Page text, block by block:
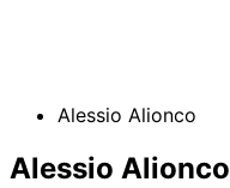
Alessio Alionco
Alessio Alionco